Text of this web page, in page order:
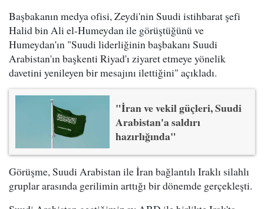
Başbakanın medya ofisi, Zeydi'nin Suudi istihbarat şefi
Halid bin Ali el-Humeydan ile görüştüğünü ve
Humeydan'ın "Suudi liderliğinin başbakanı Suudi
Arabistan'ın başkenti Riyad'ı ziyaret etmeye yönelik
davetini yenileyen bir mesajını ilettiğini" açıkladı.
"İran ve vekil güçleri, Suudi
Arabistan'a saldırı
hazırlığında"
Görüşme, Suudi Arabistan ile İran bağlantılı Iraklı silahlı
gruplar arasında gerilimin arttığı bir dönemde gerçekleşti.